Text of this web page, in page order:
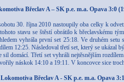
Břeclav A – SK p.e. m.a. Opava 3:0
30. října 2010 nastoupily oba celky k
stavu se štěstí obrátilo k břeclavskému
vyhrála první set 25:18. Ve druhém
12:25. Následoval třetí set, který se ukázal
sil domácí. Třetí set vyhráli nejtěsnějším
náskok 14:10 a 19:11. V koncovce sice
Břeclav A - SK p.e. m.a. Opava